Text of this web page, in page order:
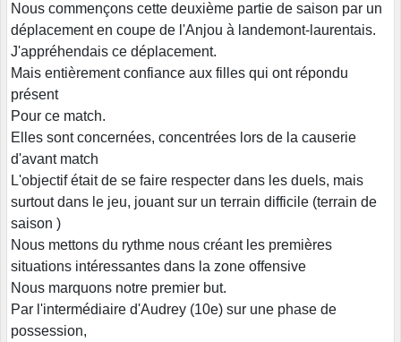
Nous commençons cette deuxième partie de saison par un
déplacement en coupe de l'Anjou à landemont-laurentais.
J'appréhendais ce déplacement.
Mais entièrement confiance aux filles qui ont répondu
présent
Pour ce match.
Elles sont concernées, concentrées lors de la causerie
d'avant match
L'objectif était de se faire respecter dans les duels, mais
surtout dans le jeu, jouant sur un terrain difficile (terrain de
saison )
Nous mettons du rythme nous créant les premières
situations intéressantes dans la zone offensive
Nous marquons notre premier but.
Par l'intermédiaire d'Audrey (10e) sur une phase de
possession,